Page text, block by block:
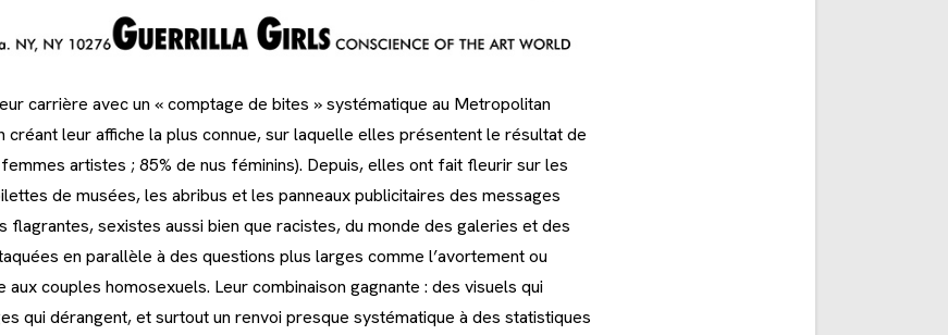
carrière avec un « comptage de bites » systématique au Metropolitan
créant leur affiche la plus connue, sur laquelle elles présentent le résultat de
artistes ; 85% de nus féminins). Depuis, elles ont fait fleurir sur les
de musées, les abribus et les panneaux publicitaires des messages
flagrantes, sexistes aussi bien que racistes, du monde des galeries et des
en parallèle à des questions plus larges comme l’avortement ou
aux couples homosexuels. Leur combinaison gagnante : des visuels qui
qui dérangent, et surtout un renvoi presque systématique à des statistiques